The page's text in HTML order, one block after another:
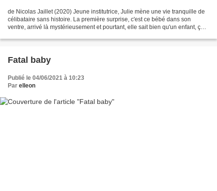
de Nicolas Jaillet (2020) Jeune institutrice, Julie mène une vie tranquille de
célibataire sans histoire. La première surprise, c'est ce bébé dans son
ventre, arrivé là mystérieusement et pourtant, elle sait bien qu'un enfant, ça
Fatal baby
Publié le 04/06/2021 à 10:23
Par elleon